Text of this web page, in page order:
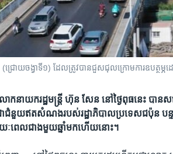
ន​ (ជ្រោយចង្វាទី១)​ ដែល​ត្រូវបាន​ជួសជុល​ក្រោម​ការ​ឧបត្
ក​នាយក​រដ្ឋ​មន្ត្រី ហ៊ុន សែន​ នៅ​ថ្ងៃ​ពុធ​នេះ​ បាន​ស
ជំនួយ​ឥត​សំណង​របស់​រដ្ឋាភិបាល​ប្រទេស​ជប៉ុន ​បន្ទ
ៈពេល​ជាង​មួយ​ឆ្នាំ​មក​ហើយ​នោះ។